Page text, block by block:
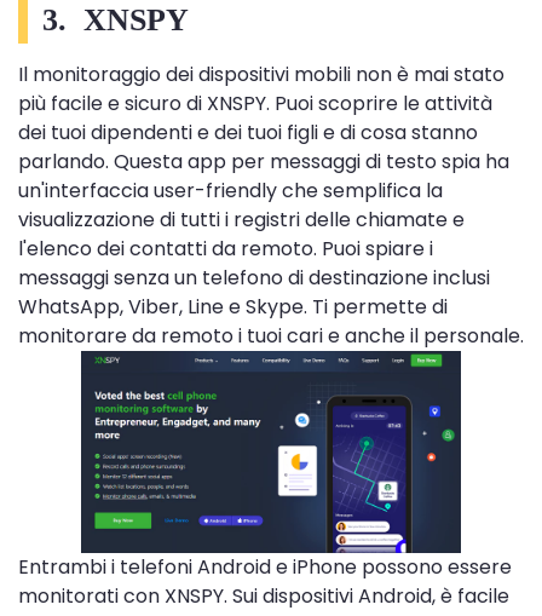
3. XNSPY
Il monitoraggio dei dispositivi mobili non è mai stato
più facile e sicuro di XNSPY. Puoi scoprire le attività
dei tuoi dipendenti e dei tuoi figli e di cosa stanno
parlando. Questa app per messaggi di testo spia ha
un'interfaccia user-friendly che semplifica la
visualizzazione di tutti i registri delle chiamate e
l'elenco dei contatti da remoto. Puoi spiare i
messaggi senza un telefono di destinazione inclusi
WhatsApp, Viber, Line e Skype. Ti permette di
monitorare da remoto i tuoi cari e anche il personale.
Entrambi i telefoni Android e iPhone possono essere
monitorati con XNSPY. Sui dispositivi Android, è facile